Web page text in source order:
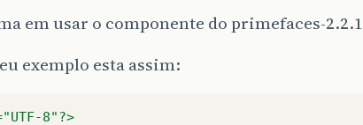
em usar o componente do primefaces-2.2.1
exemplo esta assim:
8"?>